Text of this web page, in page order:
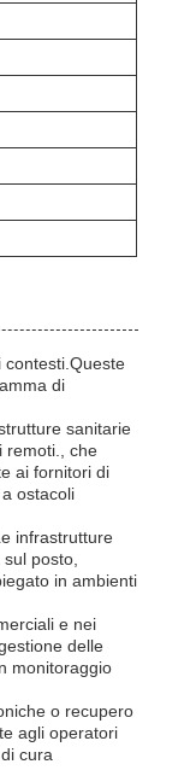
contesti.Queste
di
sanitarie
remoti., che
ai fornitori di
ostacoli
infrastrutture
posto,
in ambienti
e nei
delle
monitoraggio
o recupero
agli operatori
cura